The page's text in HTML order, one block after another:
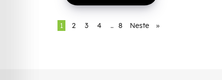
1 2 3 4 .. 8 Neste »